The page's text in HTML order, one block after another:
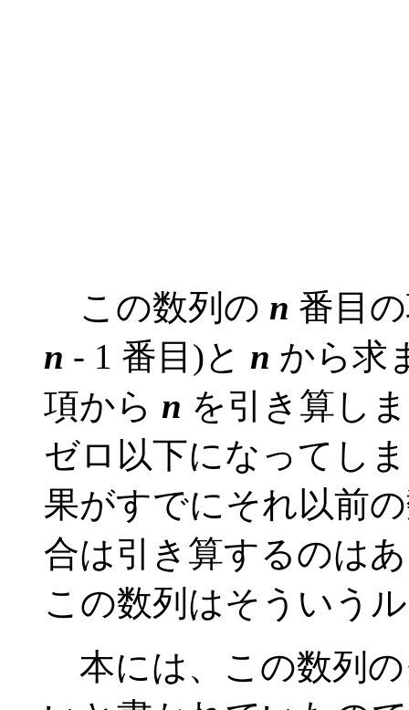
この数列の n 番目
n - 1 番目)と n から求
項から n を引き算し
ゼロ以下になってし
果がすでにそれ以前
合は引き算するのは
この数列はそういう
本には、この数列